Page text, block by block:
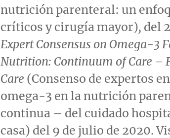
nutrición parenteral: un
críticos y cirugía mayor), del
Expert Consensus on Omega-3
Nutrition: Continuum of Care –
Care (Consenso de expertos
omega-3 en la nutrición
continua – del cuidado
casa) del 9 de julio de 2020.